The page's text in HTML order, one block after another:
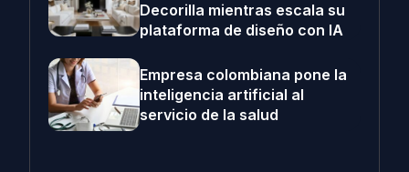
Decorilla mientras escala su
plataforma de diseño con IA
Empresa colombiana pone la
inteligencia artificial al
servicio de la salud